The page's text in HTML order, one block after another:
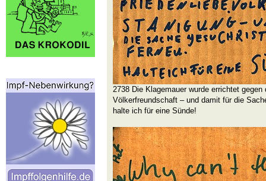
2738 Die Klagemauer wurde errichtet
Völkerfreundschaft – und damit für die
halte ich für eine Sünde!